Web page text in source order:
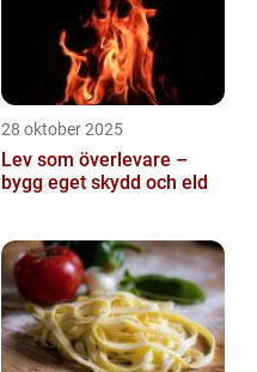
28 oktober 2025
Lev som överlevare –
bygg eget skydd och eld